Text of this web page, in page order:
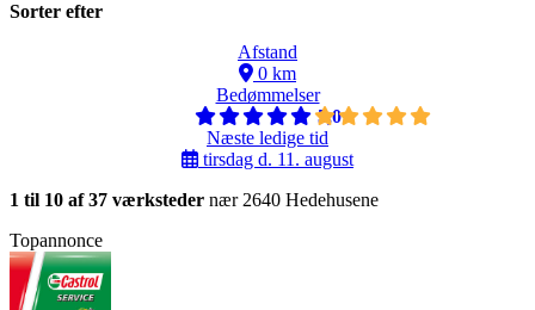
Sorter efter
Afstand
0 km
Bedømmelser
5,0
Næste ledige tid
tirsdag d. 11. august
1 til 10 af 37 værksteder nær 2640 Hedehusene
Topannonce